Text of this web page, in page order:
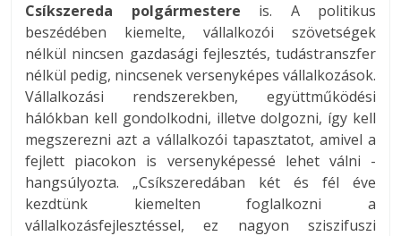
Csíkszereda polgármestere is. A politikus
beszédében kiemelte, vállalkozói szövetségek
nélkül nincsen gazdasági fejlesztés, tudástranszfer
nélkül pedig, nincsenek versenyképes vállalkozások.
Vállalkozási rendszerekben, együttműködési
hálókban kell gondolkodni, illetve dolgozni, így kell
megszerezni azt a vállalkozói tapasztatot, amivel a
fejlett piacokon is versenyképessé lehet válni -
hangsúlyozta. „Csíkszeredában két és fél éve
kezdtünk kiemelten foglalkozni a
vállalkozásfejlesztéssel, ez nagyon sziszifuszi